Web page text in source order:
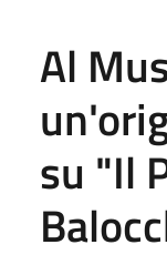
Al
su "Il